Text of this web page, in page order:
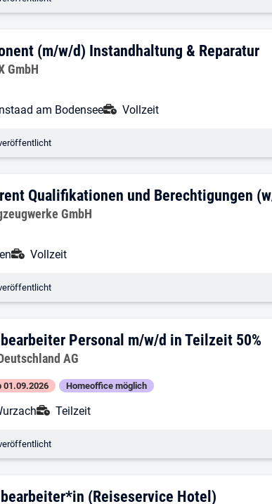
Disponent (m/w/d)
(m/w/d) Instandhaltung & Reparatur
GmbH
am Bodensee Anstellungsart:
Vollzeit
Referent Qualifikationen
Qualifikationen und Berechtigungen
GmbH
Anstellungsart:
Vollzeit
Sachbearbeiter Personal m/
Personal m/w/d in Teilzeit 50%
AG
01.09.2026 Homeoffice möglich
Anstellungsart:
Teilzeit
Sachbearbeiter*in
(Reiseservice Hotel)